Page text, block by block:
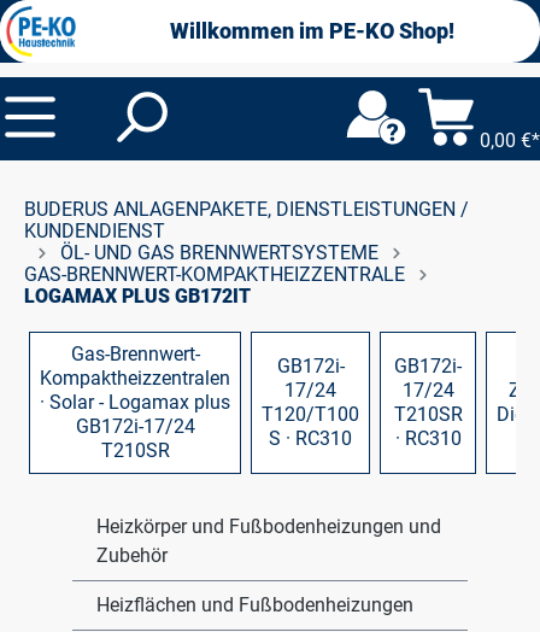
springen Willkommen im PE-KO Shop!
0,00 €*
BUDERUS ANLAGENPAKETE, DIENSTLEISTUNGEN /
KUNDENDIENST
ÖL- UND GAS BRENNWERTSYSTEME
GAS-BRENNWERT-KOMPAKTHEIZZENTRALE
LOGAMAX PLUS GB172IT
Gas-Brennwert-
Kompaktheizzentralen
· Solar - Logamax plus
GB172i-17/24
T210SR
GB172i-
17/24
T120/T100
S · RC310
GB172i-
17/24
T210SR
· RC310
Heizkörper und Fußbodenheizungen und
Zubehör
Heizflächen und Fußbodenheizungen